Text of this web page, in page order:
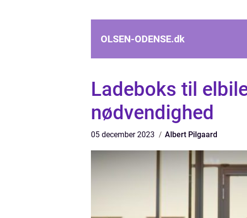
OLSEN-ODENSE.dk
Ladeboks til
nødvendighed
05 december 2023 Albert Pilgaard